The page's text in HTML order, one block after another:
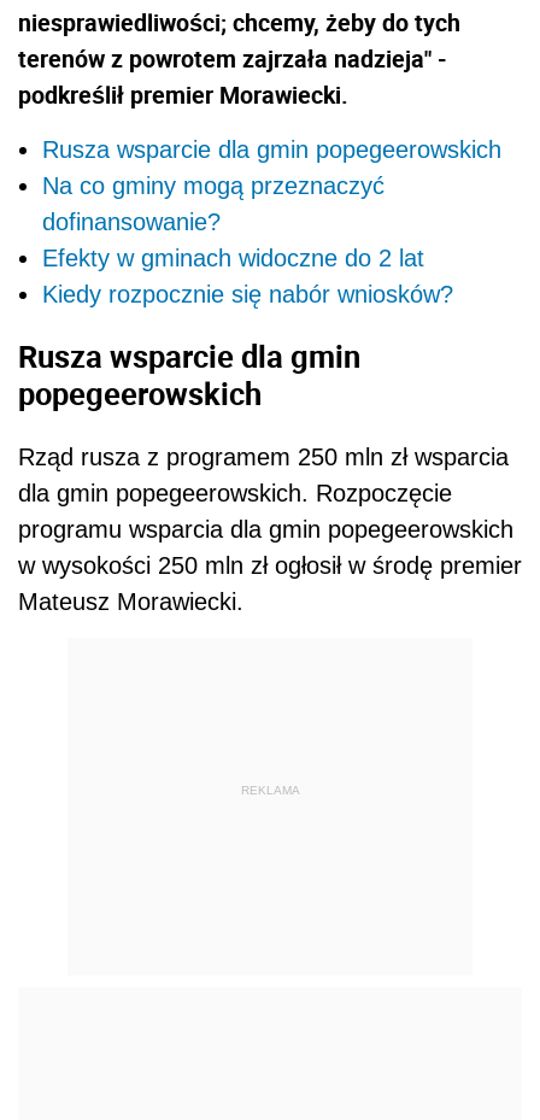
niesprawiedliwości; chcemy, żeby do tych
terenów z powrotem zajrzała nadzieja" -
podkreślił premier Morawiecki.
Rusza wsparcie dla gmin popegeerowskich
Na co gminy mogą przeznaczyć
dofinansowanie?
Efekty w gminach widoczne do 2 lat
Kiedy rozpocznie się nabór wniosków?
Rusza wsparcie dla gmin
popegeerowskich
Rząd rusza z programem 250 mln zł wsparcia
dla gmin popegeerowskich. Rozpoczęcie
programu wsparcia dla gmin popegeerowskich
w wysokości 250 mln zł ogłosił w środę premier
Mateusz Morawiecki.
REKLAMA